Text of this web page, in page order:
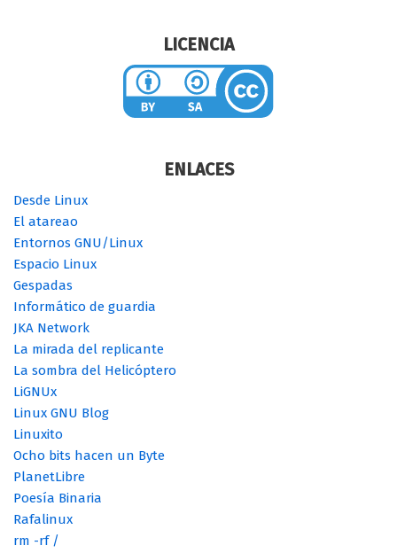
LICENCIA
ENLACES
Desde Linux
El atareao
Entornos GNU/Linux
Espacio Linux
Gespadas
Informático de guardia
JKA Network
La mirada del replicante
La sombra del Helicóptero
LiGNUx
Linux GNU Blog
Linuxito
Ocho bits hacen un Byte
PlanetLibre
Poesía Binaria
Rafalinux
rm -rf /